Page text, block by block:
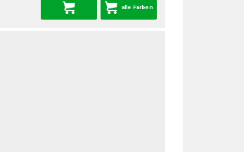
alle Farben